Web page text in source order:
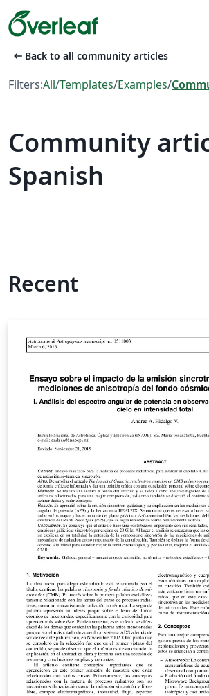
arrow_left_alt Back to all community articles
Filters:All/Templates/Examples/
Community
Spanish
Recent